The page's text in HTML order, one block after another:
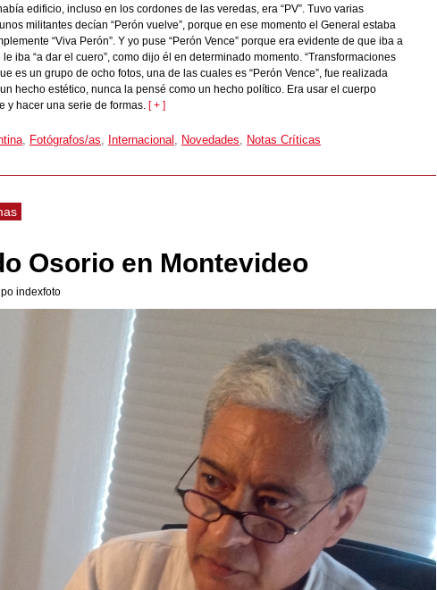
edificio, incluso en los cordones de las veredas, era “PV”. Tuvo varias
militantes decían “Perón vuelve”, porque en ese momento el General estaba
“Viva Perón”. Y yo puse “Perón Vence” porque era evidente de que iba a
iba “a dar el cuero”, como dijo él en determinado momento. “Transformaciones
es un grupo de ocho fotos, una de las cuales es “Perón Vence”, fue realizada
hecho estético, nunca la pensé como un hecho político. Era usar el cuerpo
y hacer una serie de formas. [ + ]
, Fotógrafos/as, Internacional , Novedades, Notas Críticas
Osorio en Montevideo
indexfoto